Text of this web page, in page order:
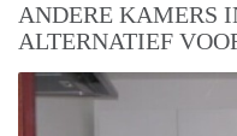
ANDERE KAMERS
ALTERNATIEF